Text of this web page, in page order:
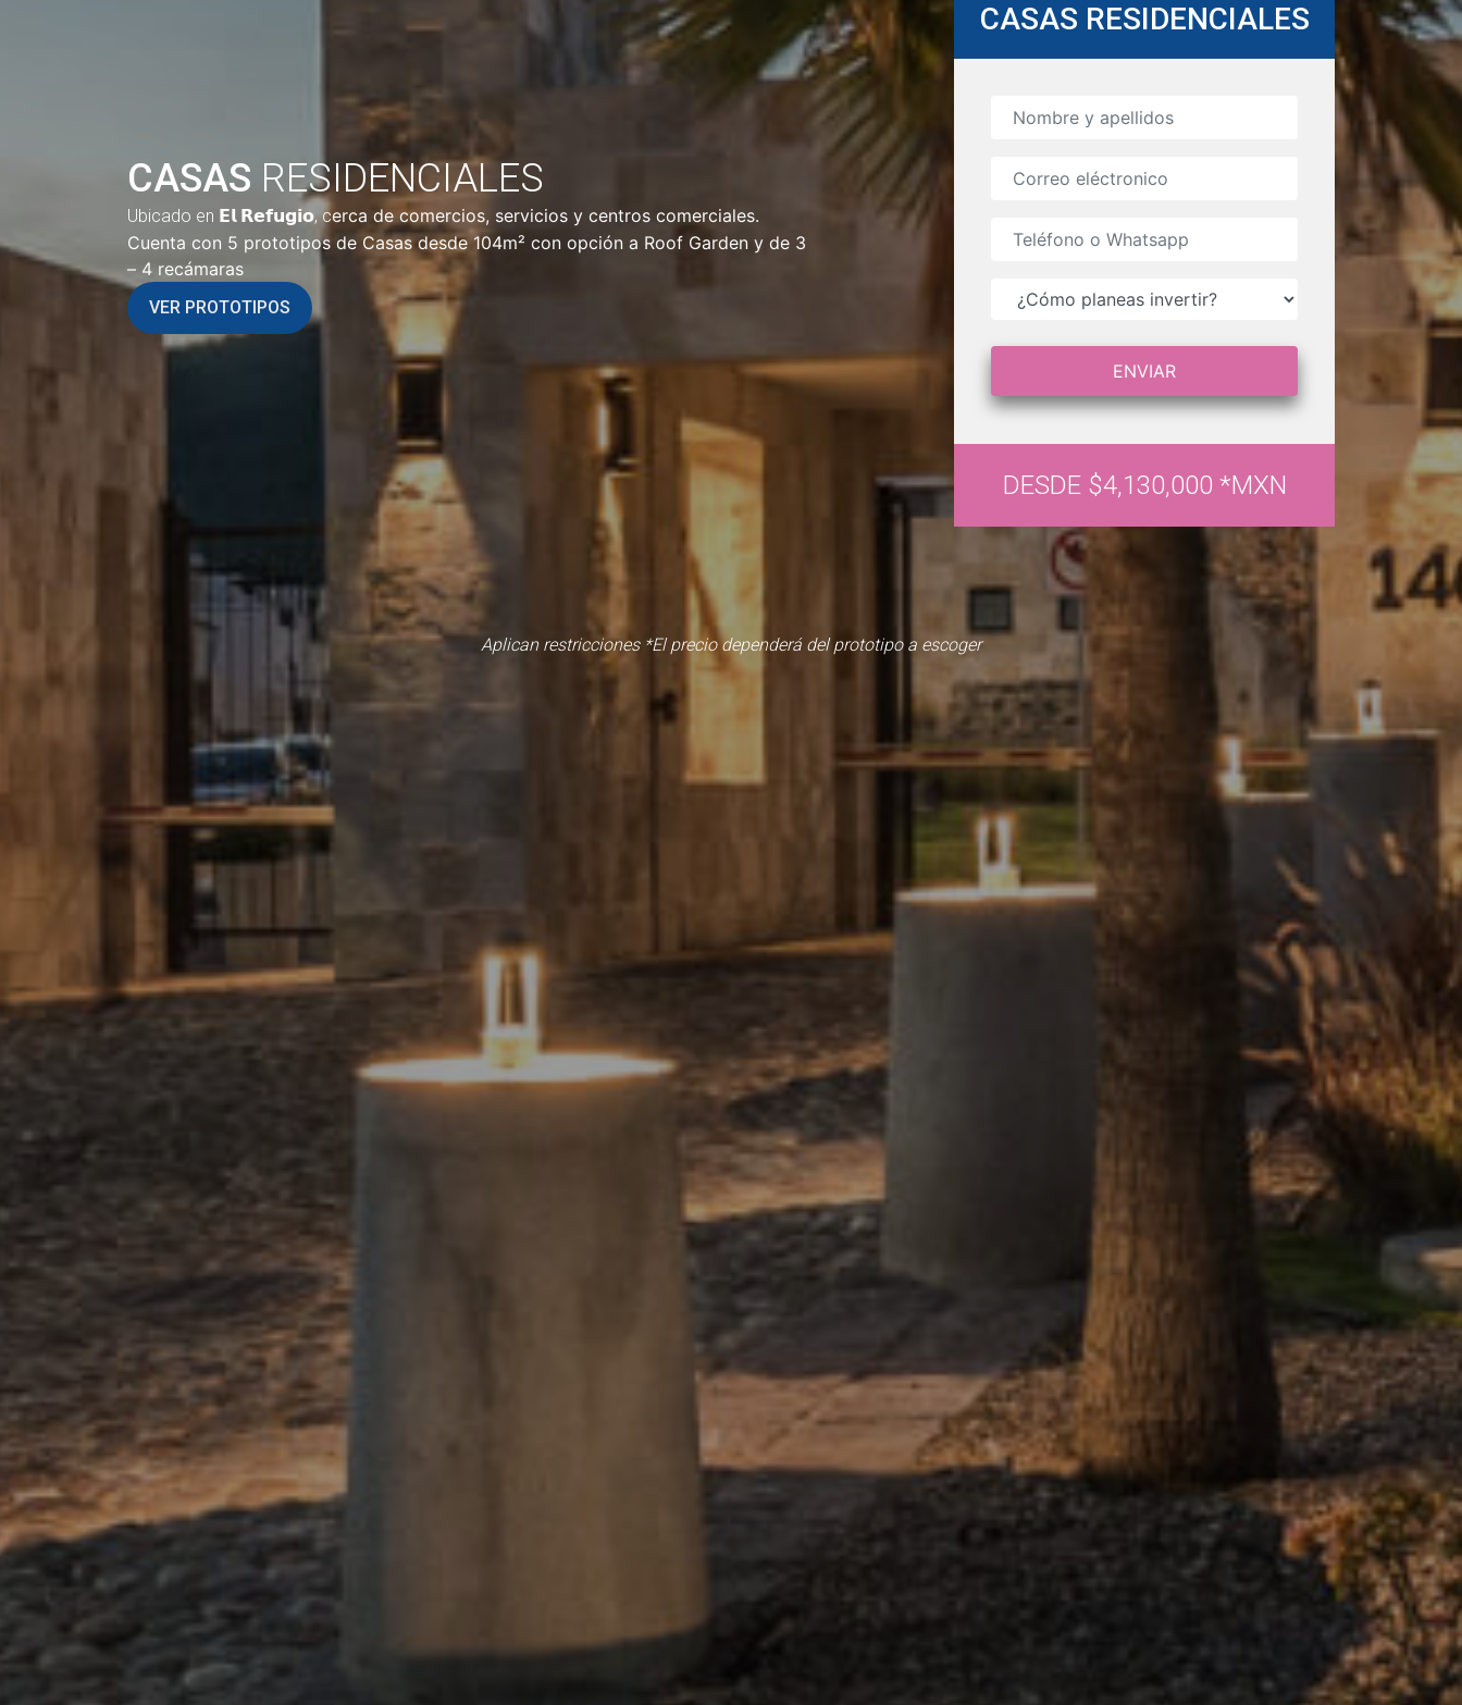
CASAS RESIDENCIALES
Ubicado en 𝗘𝗹 𝗥𝗲𝗳𝘂𝗴𝗶𝗼, cerca de comercios, servicios y centros comerciales.
Cuenta con 5 prototipos de Casas desde 104m² con opción a Roof Garden y de 3
– 4 recámaras
VER PROTOTIPOS
CASAS RESIDENCIALES
DESDE $4,130,000 *MXN
Aplican restricciones *El precio dependerá del prototipo a escoger